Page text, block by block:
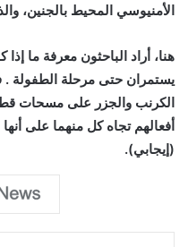
الأمنيوسي المحيط بالجنين،
هنا، أراد الباحثون معرفة ما
يستمران حتى مرحلة الطفولة .
أفعالهم تجاه كل منهما على
(إيجابي).